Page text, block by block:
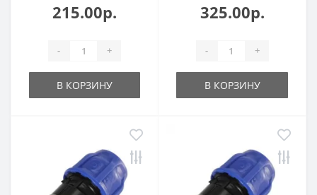
215.00р.
- +
В КОРЗИНУ
325.00р.
- +
В КОРЗИНУ